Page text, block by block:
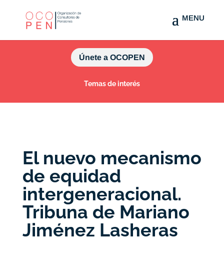
Únete a OCOPEN
Temas de interés
El nuevo mecanismo
de equidad
intergeneracional.
Tribuna de Mariano
Jiménez Lasheras